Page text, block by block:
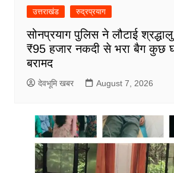
उत्तराखंड रुद्रप्रयाग
सोनप्रयाग पुलिस ने लौटाई
₹95 हजार नकदी से भरा बैग कुछ
बरामद
देवभूमि खबर August 7, 2026